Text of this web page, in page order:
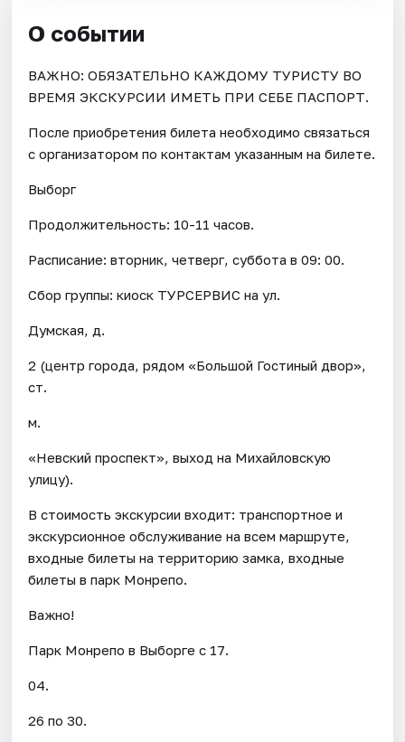
О событии
ВАЖНО: ОБЯЗАТЕЛЬНО КАЖДОМУ ТУРИСТУ ВО
ВРЕМЯ ЭКСКУРСИИ ИМЕТЬ ПРИ СЕБЕ ПАСПОРТ.
После приобретения билета необходимо связаться
с организатором по контактам указанным на билете.
Выборг
Продолжительность: 10-11 часов.
Расписание: вторник, четверг, суббота в 09: 00.
Сбор группы: киоск ТУРСЕРВИС на ул.
Думская, д.
2 (центр города, рядом «Большой Гостиный двор»,
ст.
м.
«Невский проспект», выход на Михайловскую
улицу).
В стоимость экскурсии входит: транспортное и
экскурсионное обслуживание на всем маршруте,
входные билеты на территорию замка, входные
билеты в парк Монрепо.
Важно!
Парк Монрепо в Выборге с 17.
04.
26 по 30.